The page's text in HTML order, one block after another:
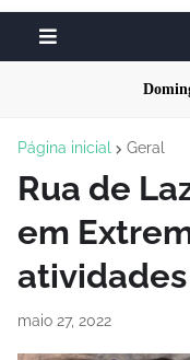
Página inicial Geral
Rua de
em
maio 27, 2022